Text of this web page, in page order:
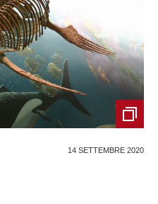
14 SETTEMBRE 2020